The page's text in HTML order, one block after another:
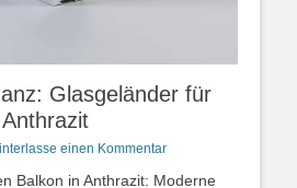
Glasgeländer für
einen Kommentar
Balkon in Anthrazit: Moderne